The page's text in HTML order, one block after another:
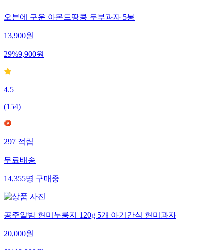
오븐에 구운 아몬드땅콩 두부과자 5봉
13,900원
29%9,900원
4.5
(154)
297적립
무료배송
14,355명구매중
공주알밤 현미누룽지 120g 5개 아기간식 현미과자
20,000원